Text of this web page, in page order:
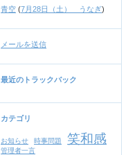
青空 (7月28日（土） うなぎ)
メールを送信
最近のトラックバック
カテゴリ
お知らせ 時事問題 笑和感
管理者一言